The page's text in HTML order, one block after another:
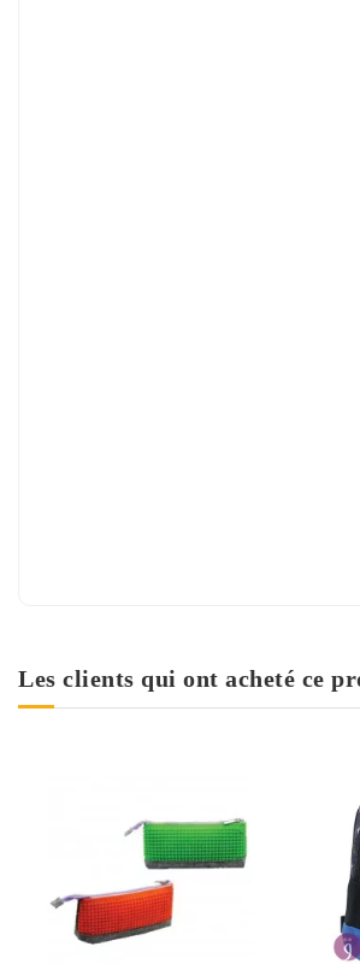
Les clients qui ont acheté ce